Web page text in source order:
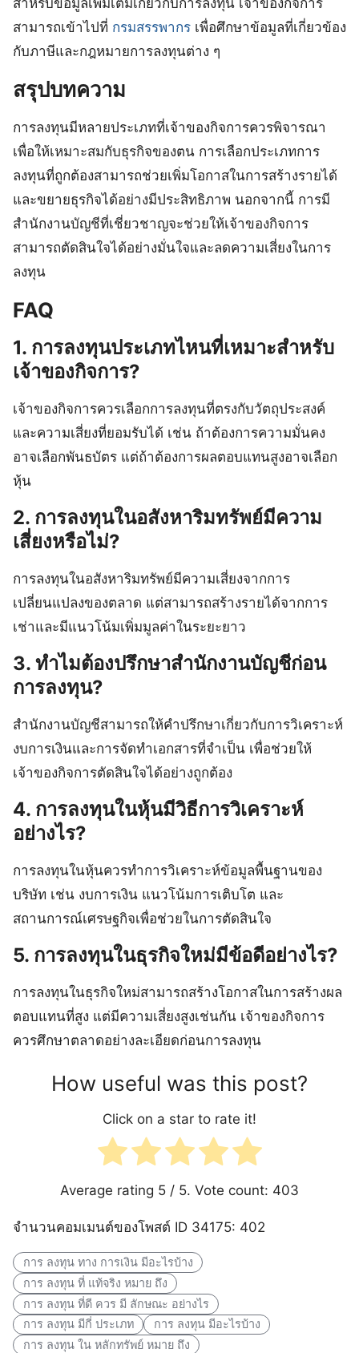
สำหรับข้อมูลเพิ่มเติมเกี่ยวกับการลงทุน เจ้าของกิจการ
สามารถเข้าไปที่ กรมสรรพากร เพื่อศึกษาข้อมูลที่เกี่ยวข้อง
กับภาษีและกฎหมายการลงทุนต่าง ๆ
สรุปบทความ
การลงทุนมีหลายประเภทที่เจ้าของกิจการควรพิจารณา
เพื่อให้เหมาะสมกับธุรกิจของตน การเลือกประเภทการ
ลงทุนที่ถูกต้องสามารถช่วยเพิ่มโอกาสในการสร้างรายได้
และขยายธุรกิจได้อย่างมีประสิทธิภาพ นอกจากนี้ การมี
สำนักงานบัญชีที่เชี่ยวชาญจะช่วยให้เจ้าของกิจการ
สามารถตัดสินใจได้อย่างมั่นใจและลดความเสี่ยงในการ
ลงทุน
FAQ
1. การลงทุนประเภทไหนที่เหมาะสำหรับ
เจ้าของกิจการ?
เจ้าของกิจการควรเลือกการลงทุนที่ตรงกับวัตถุประสงค์
และความเสี่ยงที่ยอมรับได้ เช่น ถ้าต้องการความมั่นคง
อาจเลือกพันธบัตร แต่ถ้าต้องการผลตอบแทนสูงอาจเลือก
หุ้น
2. การลงทุนในอสังหาริมทรัพย์มีความ
เสี่ยงหรือไม่?
การลงทุนในอสังหาริมทรัพย์มีความเสี่ยงจากการ
เปลี่ยนแปลงของตลาด แต่สามารถสร้างรายได้จากการ
เช่าและมีแนวโน้มเพิ่มมูลค่าในระยะยาว
3. ทำไมต้องปรึกษาสำนักงานบัญชีก่อน
การลงทุน?
สำนักงานบัญชีสามารถให้คำปรึกษาเกี่ยวกับการวิเคราะห์
งบการเงินและการจัดทำเอกสารที่จำเป็น เพื่อช่วยให้
เจ้าของกิจการตัดสินใจได้อย่างถูกต้อง
4. การลงทุนในหุ้นมีวิธีการวิเคราะห์
อย่างไร?
การลงทุนในหุ้นควรทำการวิเคราะห์ข้อมูลพื้นฐานของ
บริษัท เช่น งบการเงิน แนวโน้มการเติบโต และ
สถานการณ์เศรษฐกิจเพื่อช่วยในการตัดสินใจ
5. การลงทุนในธุรกิจใหม่มีข้อดีอย่างไร?
การลงทุนในธุรกิจใหม่สามารถสร้างโอกาสในการสร้างผล
ตอบแทนที่สูง แต่มีความเสี่ยงสูงเช่นกัน เจ้าของกิจการ
ควรศึกษาตลาดอย่างละเอียดก่อนการลงทุน
How useful was this post?
Click on a star to rate it!
Average rating 5 / 5. Vote count: 403
จำนวนคอมเมนต์ของโพสต์ ID 34175: 402
การ ลงทุน ทาง การเงิน มีอะไรบ้าง
การ ลงทุน ที่ แท้จริง หมาย ถึง
การ ลงทุน ที่ดี ควร มี ลักษณะ อย่างไร
การ ลงทุน มีกี่ ประเภท
การ ลงทุน มีอะไรบ้าง
การ ลงทุน ใน หลักทรัพย์ หมาย ถึง